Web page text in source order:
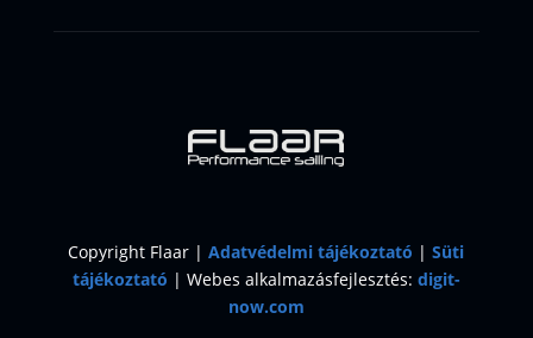
Copyright Flaar |Adatvédelmi tájékoztató |Süti
tájékoztató | Webes alkalmazásfejlesztés: digit-
now.com